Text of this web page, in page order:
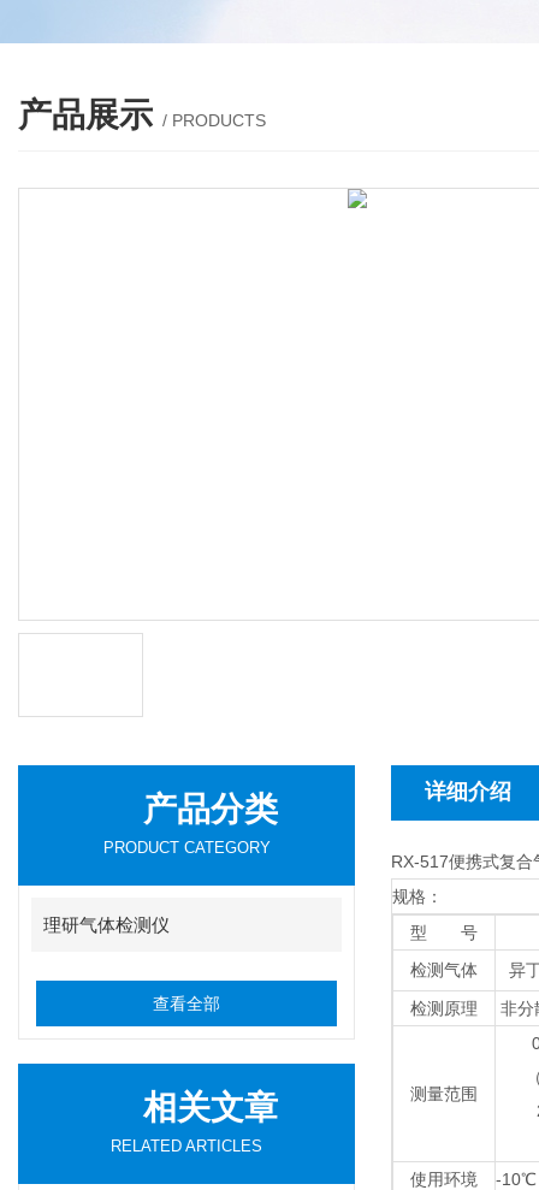
产品展示 / PRODUCTS
产品分类
PRODUCT CATEGORY
理研气体检测仪
查看全部
相关文章
RELATED ARTICLES
详细介绍
RX-517便携式复合
规格：
型 号
检测气体
异
检测原理
非分
测量范围
使用环境
-10℃